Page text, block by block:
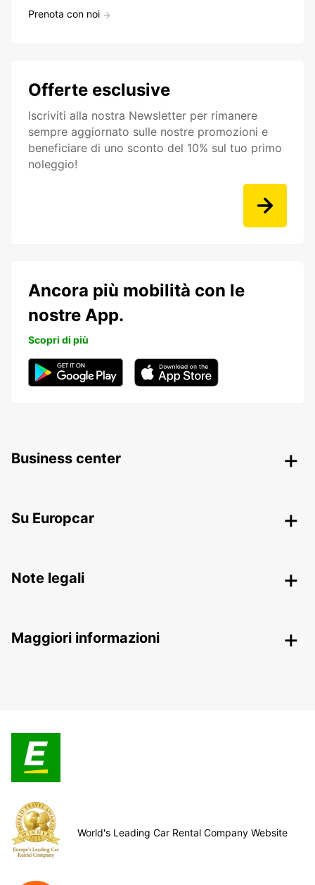
Prenota con noi
Offerte esclusive
Iscriviti alla nostra Newsletter per rimanere
sempre aggiornato sulle nostre promozioni e
beneficiare di uno sconto del 10% sul tuo primo
noleggio!
Ancora più mobilità con le
nostre App.
Scopri di più
Business center
Su Europcar
Note legali
Maggiori informazioni
World's Leading Car Rental Company Website